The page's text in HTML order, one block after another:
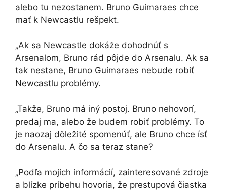
alebo tu nezostanem. Bruno Guimaraes chce
mať k Newcastlu rešpekt.
„Ak sa Newcastle dokáže dohodnúť s
Arsenalom, Bruno rád pôjde do Arsenalu. Ak sa
tak nestane, Bruno Guimaraes nebude robiť
Newcastlu problémy.
„Takže, Bruno má iný postoj. Bruno nehovorí,
predaj ma, alebo že budem robiť problémy. To
je naozaj dôležité spomenúť, ale Bruno chce ísť
do Arsenalu. A čo sa teraz stane?
„Podľa mojich informácií, zainteresované zdroje
a blízke príbehu hovoria, že prestupová čiastka